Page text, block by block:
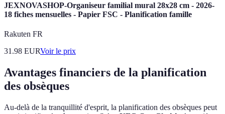
JEXNOVASHOP-Organiseur familial mural 28x28 cm - 2026-
18 fiches mensuelles - Papier FSC - Planification famille
Rakuten FR
31.98 EURVoir le prix
Avantages financiers de la planification
des obsèques
Au-delà de la tranquillité d'esprit, la planification des obsèques peut